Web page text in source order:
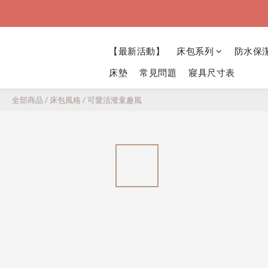
【最新活動】 床包系列
防水保
床墊
常見問題 寢具尺寸表
全部商品 / 床包風格 /可愛活潑童趣風